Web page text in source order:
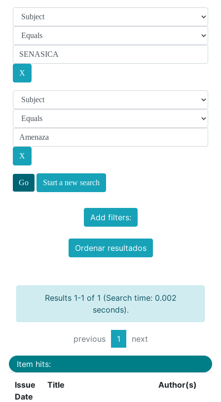
Start a new search
Add filters:
Ordenar resultados
Results 1-1 of 1 (Search time: 0.002
seconds).
previous 1 next
Item hits:
Issue
Date
Title Author(s)